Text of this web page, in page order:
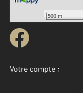
500 m
Parlons de vous,
Votre compte :